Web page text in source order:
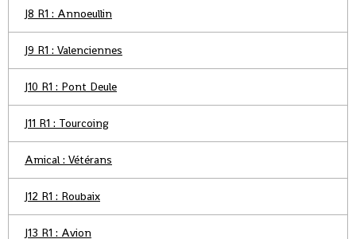
J8 R1 : Annoeullin
J9 R1 : Valenciennes
J10 R1 : Pont Deule
J11 R1 : Tourcoing
Amical : Vétérans
J12 R1 : Roubaix
J13 R1 : Avion